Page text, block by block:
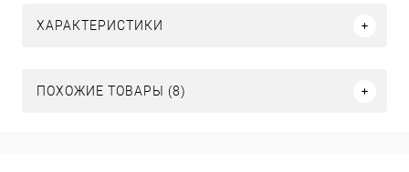
ХАРАКТЕРИСТИКИ
ПОХОЖИЕ ТОВАРЫ (8)